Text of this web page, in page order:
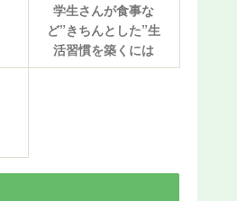
学生さんが食事な
ど”きちんとした”生
活習慣を築くには